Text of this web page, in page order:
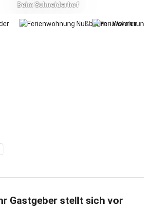
Beim Schneiderhof
Gastgeber stellt sich vor